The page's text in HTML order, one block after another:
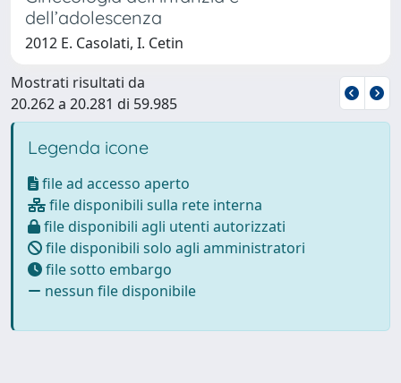
dell’adolescenza
2012 E. Casolati, I. Cetin
Mostrati risultati da
20.262 a 20.281 di 59.985
Legenda icone
file ad accesso aperto
file disponibili sulla rete interna
file disponibili agli utenti autorizzati
file disponibili solo agli amministratori
file sotto embargo
nessun file disponibile